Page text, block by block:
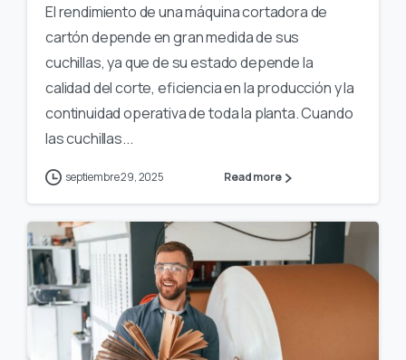
El rendimiento de una máquina cortadora de
cartón depende en gran medida de sus
cuchillas, ya que de su estado depende la
calidad del corte, eficiencia en la producción y la
continuidad operativa de toda la planta. Cuando
las cuchillas...
septiembre 29, 2025 Read more